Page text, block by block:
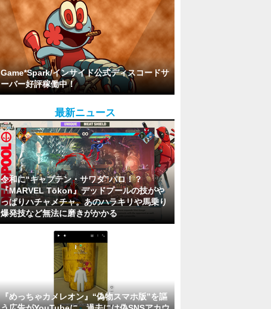
Game*Spark/インサイド公式ディスコードサ
ーバー好評稼働中！
最新ニュース
令和に“キャプテン・サワダ”パロ！？
『MARVEL Tōkon』デッドプールの技がや
っぱりハチャメチャ。あのハラキリや馬乗り
爆発技など無法に磨きがかかる
『めっちゃカメレオン』“偽物スマホ版”を謳